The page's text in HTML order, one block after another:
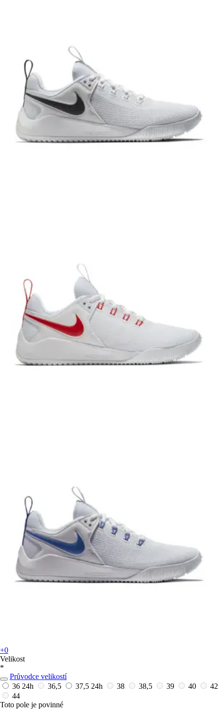
+0
Velikost
*
Průvodce velikostí
36 24h 36,5 37,5 24h 38 38,5 39 40
42
44
Toto pole je povinné